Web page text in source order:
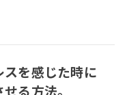
を感じた時に
る方法。